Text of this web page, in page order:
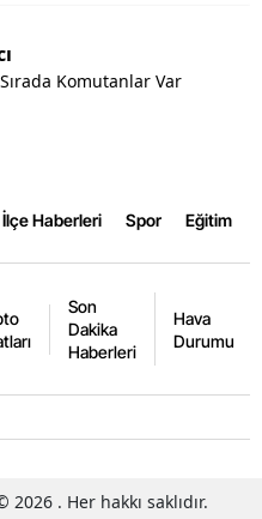
Komutanlar Var
İlçe Haberleri Spor Eğitim
Son
Dakika
Haberleri
Hava
Durumu
. Her hakkı saklıdır.